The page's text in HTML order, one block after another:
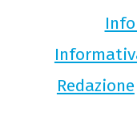
Redazione